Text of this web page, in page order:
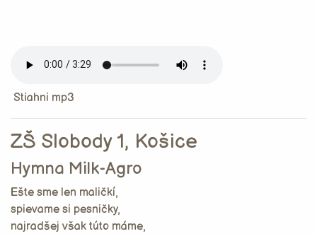
Stiahni mp3
ZŠ Slobody 1, Košice
Hymna Milk-Agro
Ešte sme len maličkí,
spievame si pesničky,
najradšej však túto máme,